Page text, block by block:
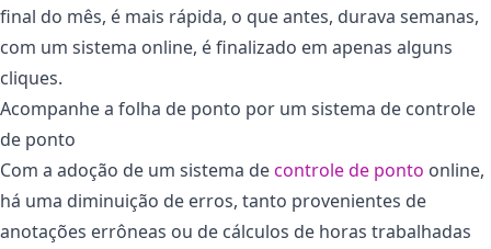
final do mês, é mais rápida, o que antes, durava semanas,
com um sistema online, é finalizado em apenas alguns
cliques.
Acompanhe a folha de ponto por um sistema de controle
de ponto
Com a adoção de um sistema decontrole de ponto online,
há uma diminuição de erros, tanto provenientes de
anotações errôneas ou de cálculos de horas trabalhadas